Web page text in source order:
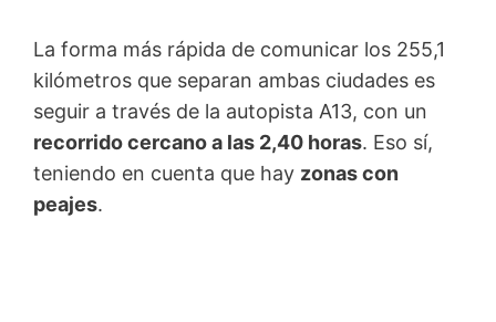
La forma más rápida de comunicar los 255,1
kilómetros que separan ambas ciudades es
seguir a través de la autopista A13, con un
recorrido cercano a las 2,40 horas. Eso sí,
teniendo en cuenta que hay zonas con
peajes.